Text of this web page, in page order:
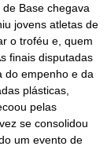
Base chegava
jovens atletas de
o troféu e, quem
finais disputadas
do empenho e da
plásticas,
pelas
se consolidou
um evento de